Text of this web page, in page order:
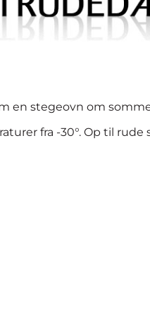
en stegeovn om
fra -30°. Op til